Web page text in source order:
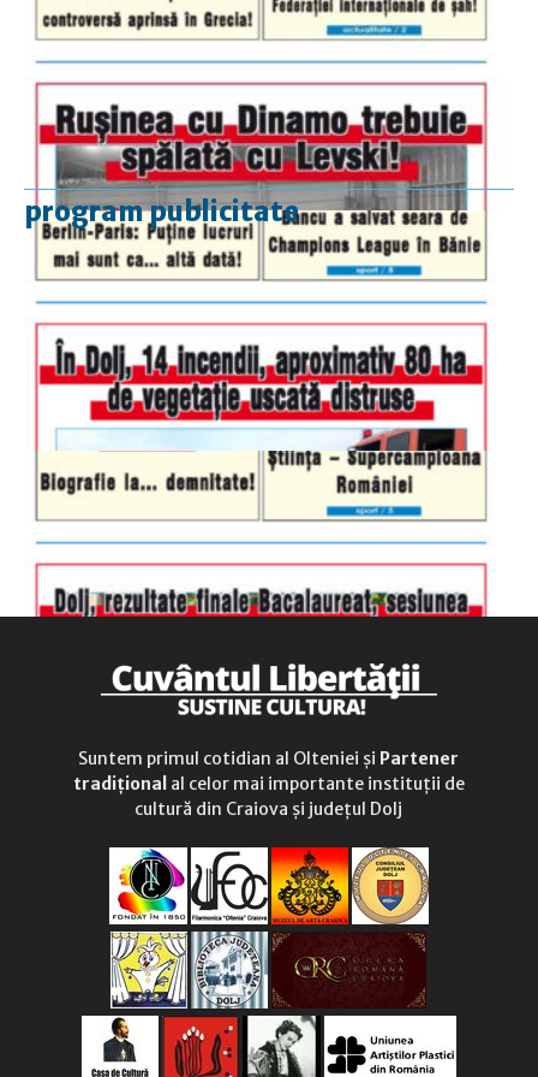
program publicitate
luni-vineri
9.00 - 17.00
duminică
9.00 - 12.00
Suntem primul cotidian al Olteniei și Partener
tradițional al celor mai importante instituții de
cultură din Craiova și județul Dolj